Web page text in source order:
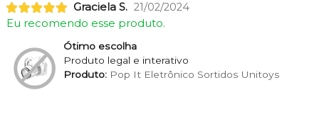
Graciela S. 21/02/2024
Eu recomendo esse produto.
Ótimo escolha
Produto legal e interativo
Produto:Pop It Eletrônico Sortidos Unitoys